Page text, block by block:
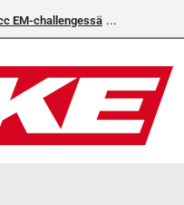
EM-challengessä